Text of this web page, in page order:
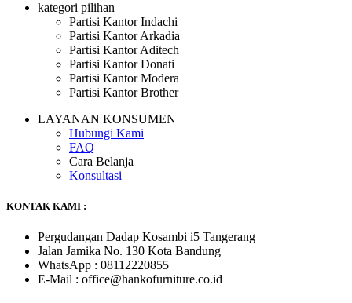
kategori pilihan
Partisi Kantor Indachi
Partisi Kantor Arkadia
Partisi Kantor Aditech
Partisi Kantor Donati
Partisi Kantor Modera
Partisi Kantor Brother
LAYANAN KONSUMEN
Hubungi Kami
FAQ
Cara Belanja
Konsultasi
KONTAK KAMI :
Pergudangan Dadap Kosambi i5 Tangerang
Jalan Jamika No. 130 Kota Bandung
WhatsApp : 08112220855
E-Mail : office@hankofurniture.co.id